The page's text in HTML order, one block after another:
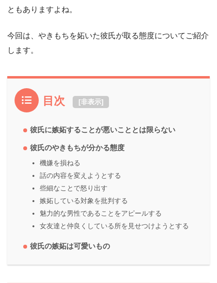
ともありますよね。
今回は、やきもちを妬いた彼氏が取る態度についてご紹介
します。
目次 [非表示]
彼氏に嫉妬することが悪いこととは限らない
彼氏のやきもちが分かる態度
機嫌を損ねる
話の内容を変えようとする
些細なことで怒り出す
嫉妬している対象を批判する
魅力的な男性であることをアピールする
女友達と仲良くしている所を見せつけようとする
彼氏の嫉妬は可愛いもの